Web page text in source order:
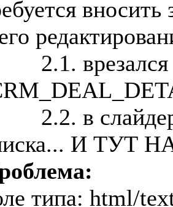
врезался
в слайдере
И ТУТ
типа: html/